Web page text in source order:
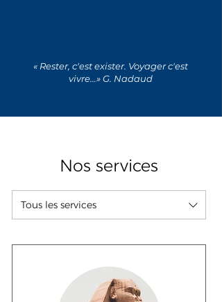
« Rester, c'est exister. Voyager c'est
vivre...» G. Nadaud
Nos services
Tous les services